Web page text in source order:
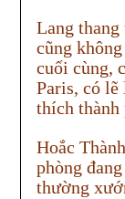
Lang
cũng
cuối cùng,
Paris, có lẽ
thích thành
Hoắc
phòng
thường